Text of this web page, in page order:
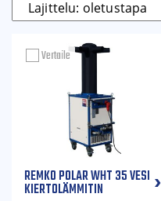
REMKO POLAR WHT 35 VESI
KIERTOLÄMMITIN
Vertaile